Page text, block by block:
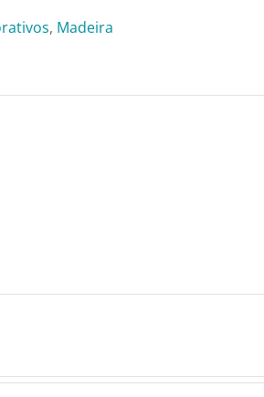
, Madeira